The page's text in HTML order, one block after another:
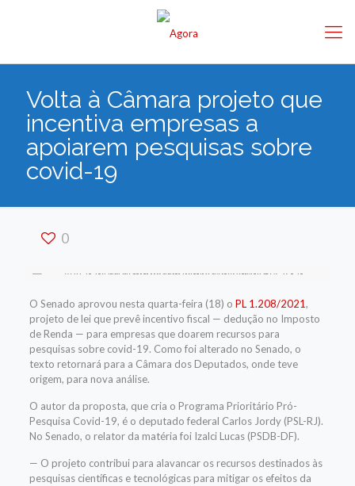
Volta à Câmara projeto que
incentiva empresas a
apoiarem pesquisas sobre
covid-19
0
O Senado aprovou nesta quarta-feira (18) o PL 1.208/2021,
projeto de lei que prevê incentivo fiscal — dedução no Imposto
de Renda — para empresas que doarem recursos para
pesquisas sobre covid-19. Como foi alterado no Senado, o
texto retornará para a Câmara dos Deputados, onde teve
origem, para nova análise.
O autor da proposta, que cria o Programa Prioritário Pró-
Pesquisa Covid-19, é o deputado federal Carlos Jordy (PSL-RJ).
No Senado, o relator da matéria foi Izalci Lucas (PSDB-DF).
— O projeto contribui para alavancar os recursos destinados às
pesquisas científicas e tecnológicas para mitigar os efeitos da